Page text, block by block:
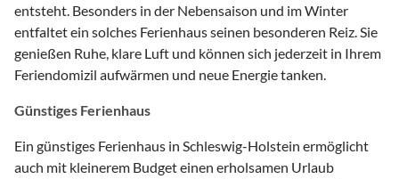
entsteht. Besonders in der Nebensaison und im Winter
entfaltet ein solches Ferienhaus seinen besonderen Reiz. Sie
genießen Ruhe, klare Luft und können sich jederzeit in Ihrem
Feriendomizil aufwärmen und neue Energie tanken.
Günstiges Ferienhaus
Ein günstiges Ferienhaus in Schleswig-Holstein ermöglicht
auch mit kleinerem Budget einen erholsamen Urlaub